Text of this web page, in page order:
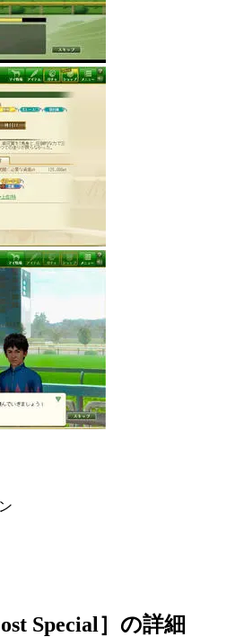
Special］ の詳細